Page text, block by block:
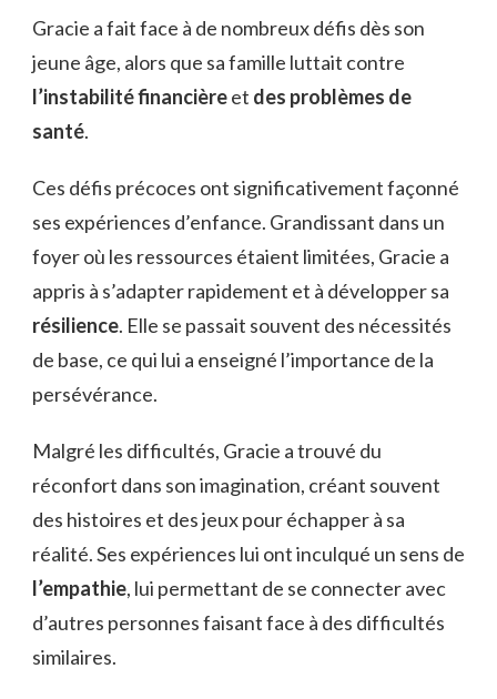
Gracie a fait face à de nombreux défis dès son
jeune âge, alors que sa famille luttait contre
l’instabilité financièreet des problèmes de
santé.
Ces défis précoces ont significativement façonné
ses expériences d’enfance. Grandissant dans un
foyer où les ressources étaient limitées, Gracie a
appris à s’adapter rapidement et à développer sa
résilience. Elle se passait souvent des nécessités
de base, ce qui lui a enseigné l’importance de la
persévérance.
Malgré les difficultés, Gracie a trouvé du
réconfort dans son imagination, créant souvent
des histoires et des jeux pour échapper à sa
réalité. Ses expériences lui ont inculqué un sens de
l’empathie, lui permettant de se connecter avec
d’autres personnes faisant face à des difficultés
similaires.